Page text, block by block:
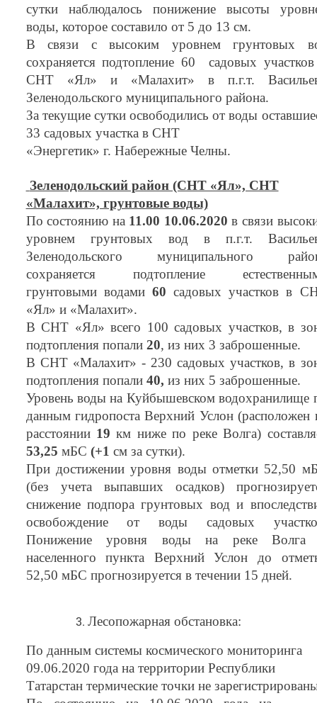
сутки наблюдалось понижение высоты
воды, которое составило от 5 до 13 см.
В связи с высоким уровнем грунтовых
сохраняется подтопление 60 садовых
СНТ «Ял» и «Малахит» в п.г.т.
Зеленодольского муниципального района.
За текущие сутки освободились от воды
33 садовых участка в СНТ
«Энергетик» г. Набережные Челны.
Зеленодольский район (СНТ «Ял», СНТ
«Малахит», грунтовые воды)
По состоянию на 11.00 10.06.2020в связи
уровнем грунтовых вод в п.г.т.
Зеленодольского муниципального
сохраняется подтопление
грунтовыми водами 60садовых участков в
«Ял» и «Малахит».
В СНТ «Ял» всего 100 садовых участков, в
подтопления попали 20, из них 3 заброшенные.
В СНТ «Малахит» - 230 садовых участков, в
подтопления попали 40, из них 5 заброшенные.
Уровень воды на Куйбышевском водохранилище
данным гидропоста Верхний Услон (расположен
расстоянии 19км ниже по реке Волга)
53,25 мБС (+1 см за сутки).
При достижении уровня воды отметки 52,50
(без учета выпавших осадков)
снижение подпора грунтовых вод и
освобождение от воды садовых
Понижение уровня воды на реке Волга
населенного пункта Верхний Услон до
52,50 мБС прогнозируется в течении 15 дней.
Лесопожарная обстановка:
По данным системы космического мониторинга
09.06.2020 года на территории Республики
Татарстан термические точки не